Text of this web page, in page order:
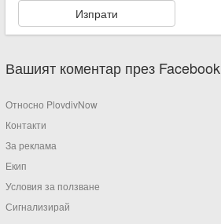
Вашият коментар през Facebook
Относно PlovdivNow
Контакти
За реклама
Екип
Условия за ползване
Сигнализирай